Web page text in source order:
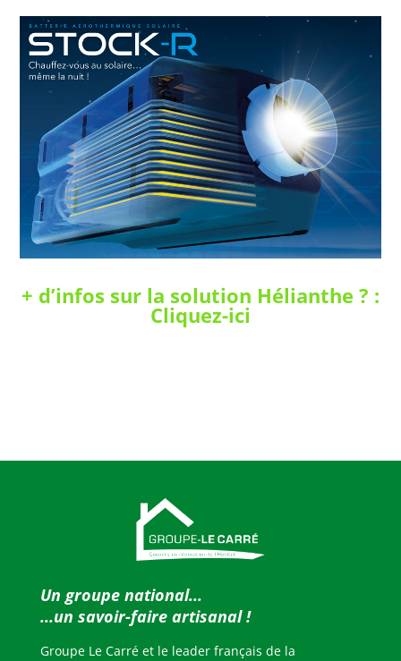
+ d’infos sur la solution Hélianthe ? :
Cliquez-ici
Un groupe national...
...un savoir-faire artisanal !
Groupe Le Carré et le leader français de la